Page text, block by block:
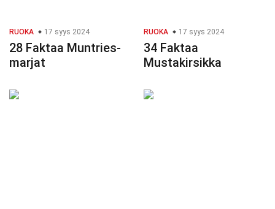
RUOKA 17 syys 2024
28 Faktaa Muntries-
marjat
RUOKA 17 syys 2024
34 Faktaa
Mustakirsikka